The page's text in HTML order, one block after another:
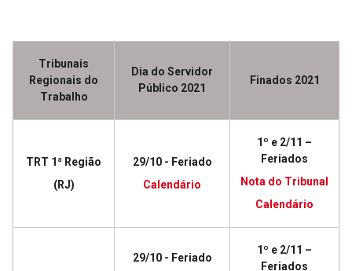
Tribunais
Regionais do
Trabalho
Dia do Servidor
Público 2021
Finados 2021
TRT 1ª Região
(RJ)
29/10 - Feriado
Calendário
1º e 2/11 –
Feriados
Nota do Tribunal
Calendário
29/10 - Feriado
1º e 2/11 –
Feriados